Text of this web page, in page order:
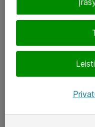
Atea kontaktai
Aplankykite mus